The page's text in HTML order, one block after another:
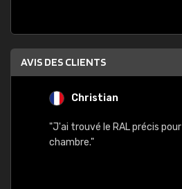
AVIS DES CLIENTS
Christian
"J'ai trouvé le RAL précis
chambre."